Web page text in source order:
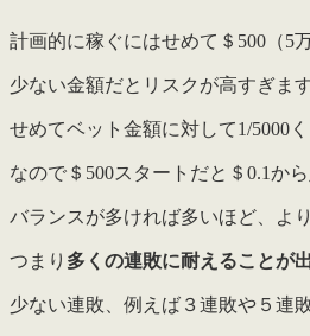
計画的に稼ぐにはせめて＄500（5
少ない金額だとリスクが高すぎます
せめてベット金額に対して1/5000
なので＄500スタートだと＄0.1か
バランスが多ければ多いほど、よ
つまり 多くの連敗に耐えることが
少ない連敗、例えば３連敗や５連